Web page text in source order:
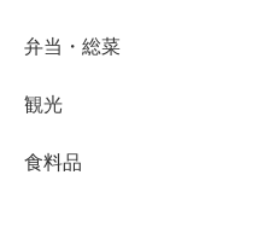
弁当・総菜
観光
食料品